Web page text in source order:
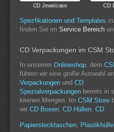
CD Jewelcase CD
Spezfikationen und Templates
finden Sie im Service Bereich
CD Verpackungen im CSM
In unserem Onlineshop, dem
führen wir eine große Auswahl an
Verpackungen und CD
Spezialverpackungen bereits in
kleinen Mengen. Im CSM Store
wir CD Boxen, CD Hüllen, CD
Papierstecktaschen,